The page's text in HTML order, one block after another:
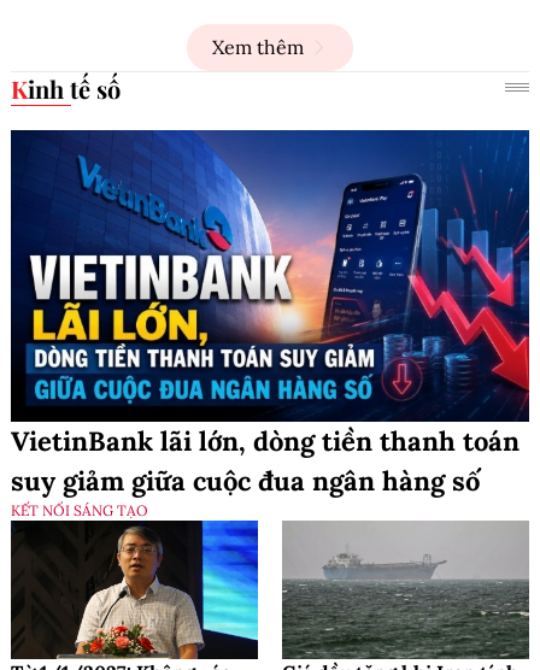
Xem thêm
Kinh tế số
VietinBank lãi lớn, dòng tiền thanh toán
suy giảm giữa cuộc đua ngân hàng số
KẾT NỐI SÁNG TẠO